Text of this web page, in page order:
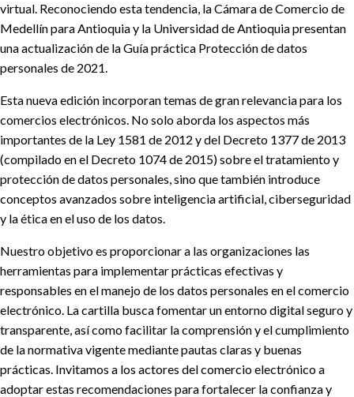
virtual. Reconociendo esta tendencia, la Cámara de Comercio de
Medellín para Antioquia y la Universidad de Antioquia presentan
una actualización de la Guía práctica Protección de datos
personales de 2021.
Esta nueva edición incorporan temas de gran relevancia para los
comercios electrónicos. No solo aborda los aspectos más
importantes de la Ley 1581 de 2012 y del Decreto 1377 de 2013
(compilado en el Decreto 1074 de 2015) sobre el tratamiento y
protección de datos personales, sino que también introduce
conceptos avanzados sobre inteligencia artificial, ciberseguridad
y la ética en el uso de los datos.
Nuestro objetivo es proporcionar a las organizaciones las
herramientas para implementar prácticas efectivas y
responsables en el manejo de los datos personales en el comercio
electrónico. La cartilla busca fomentar un entorno digital seguro y
transparente, así como facilitar la comprensión y el cumplimiento
de la normativa vigente mediante pautas claras y buenas
prácticas. Invitamos a los actores del comercio electrónico a
adoptar estas recomendaciones para fortalecer la confianza y